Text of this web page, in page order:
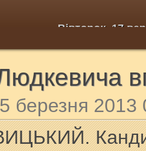
Вівторок, 17
березня 2013